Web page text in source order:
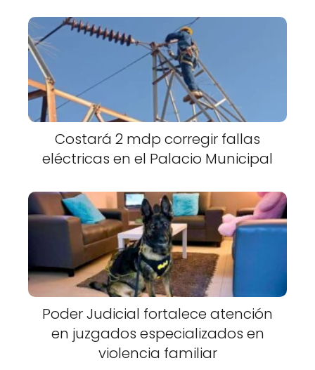
Costará 2 mdp corregir fallas
eléctricas en el Palacio Municipal
Poder Judicial fortalece atención
en juzgados especializados en
violencia familiar